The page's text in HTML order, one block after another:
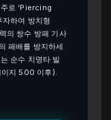
로 ‘Piercing
하여 방치형
의 쌍수 방패 기사
패배를 방지하세
순수 치명타 빌
이지 500 이후).